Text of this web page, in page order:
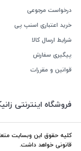
درخواست مرجوعی
خرید اعتباری اسنپ پی
شرایط ارسال کالا
پیگیری سفارش
قوانین و مقررات
فروشگاه اینترنتی
کلیه حقوق این وبسایت
قانونی خواهد داشت.